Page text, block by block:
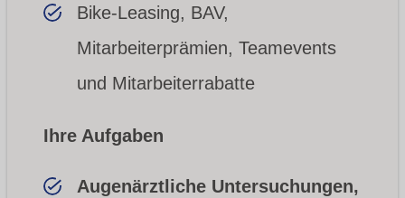
Bike-Leasing, BAV,
Mitarbeiterprämien, Teamevents
und Mitarbeiterrabatte
Ihre Aufgaben
Augenärztliche Untersuchungen,